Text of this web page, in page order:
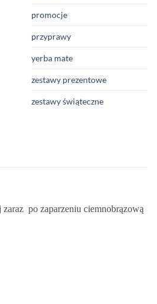
promocje
przyprawy
yerba mate
zestawy prezentowe
zestawy świąteczne
po zaparzeniu ciemnobrązową